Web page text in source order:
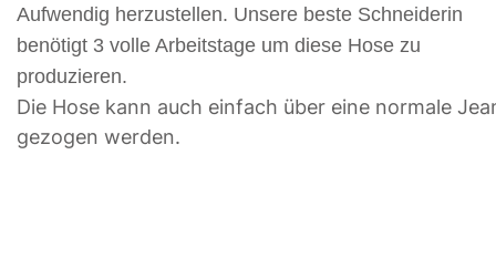
Aufwendig herzustellen. Unsere beste Schneiderin
benötigt 3 volle Arbeitstage um diese Hose zu
produzieren.
Die Hose kann auch einfach über eine normale
gezogen werden.